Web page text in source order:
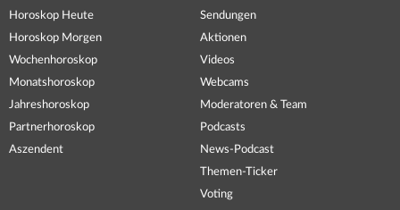
Horoskop Heute
Horoskop Morgen
Wochenhoroskop
Monatshoroskop
Jahreshoroskop
Partnerhoroskop
Aszendent
Sendungen
Aktionen
Videos
Webcams
Moderatoren & Team
Podcasts
News-Podcast
Themen-Ticker
Voting